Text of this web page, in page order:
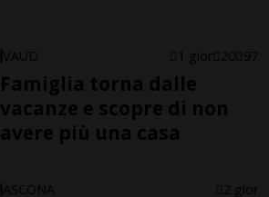
VAUD 1 gior 20 97
Famiglia torna dalle
vacanze e scopre di non
avere più una casa
ASCONA 2 gior